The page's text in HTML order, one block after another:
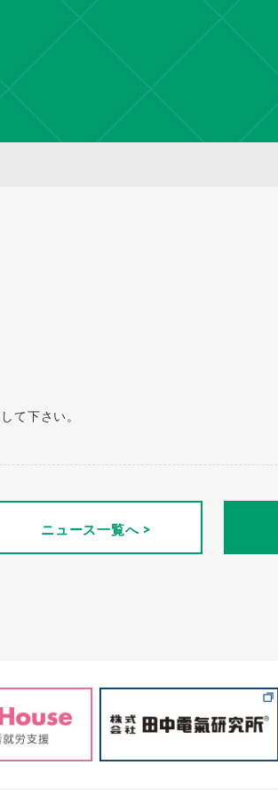
して下さい。
ニュース一覧へ >